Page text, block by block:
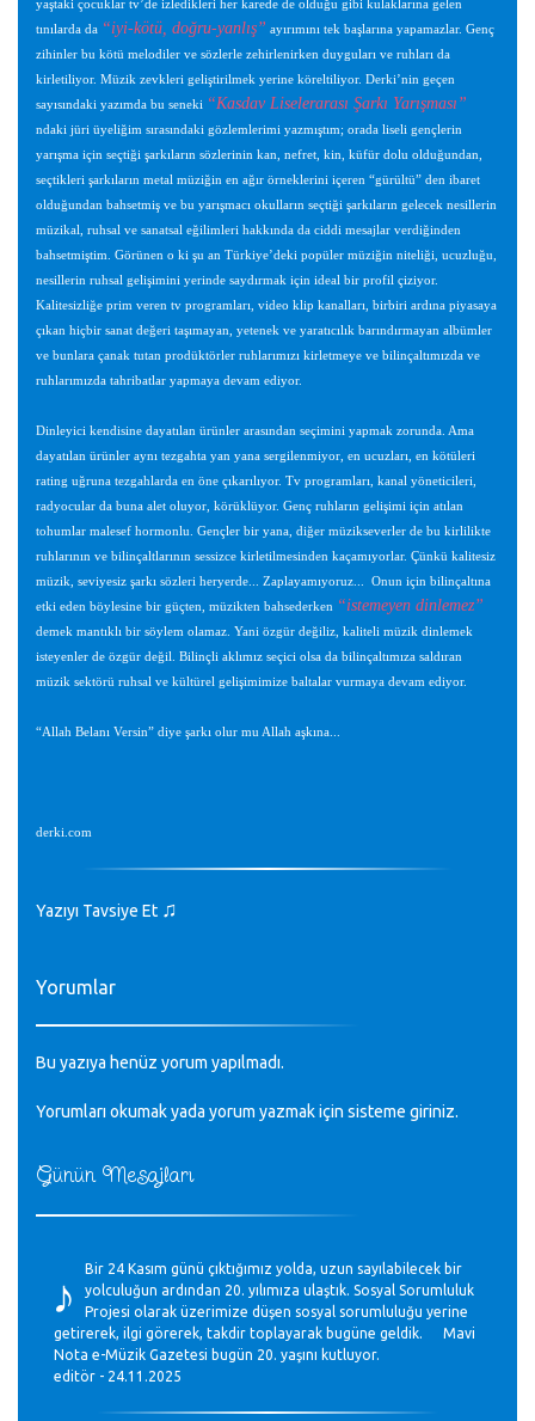
Günün Mesajları
♪
Bir 24 Kasım günü çıktığımız yolda, uzun sayılabilecek bir
yolculuğun ardından 20. yılımıza ulaştık. Sosyal Sorumluluk
Projesi olarak üzerimize düşen sosyal sorumluluğu yerine
getirerek, ilgi görerek, takdir toplayarak bugüne geldik. Mavi
Nota e-Müzik Gazetesi bugün 20. yaşını kutluyor.
editör - 24.11.2025
yaştaki çocuklar tv’de izledikleri her karede de olduğu gibi kulaklarına gelen
tınılarda da “iyi-kötü, doğru-yanlış” ayırımını tek başlarına yapamazlar. Genç
zihinler bu kötü melodiler ve sözlerle zehirlenirken duyguları ve ruhları da
kirletiliyor. Müzik zevkleri geliştirilmek yerine köreltiliyor. Derki’nin geçen
sayısındaki yazımda bu seneki “Kasdav Liselerarası Şarkı Yarışması”
ndaki jüri üyeliğim sırasındaki gözlemlerimi yazmıştım; orada liseli gençlerin
yarışma için seçtiği şarkıların sözlerinin kan, nefret, kin, küfür dolu olduğundan,
seçtikleri şarkıların metal müziğin en ağır örneklerini içeren “gürültü” den ibaret
olduğundan bahsetmiş ve bu yarışmacı okulların seçtiği şarkıların gelecek nesillerin
müzikal, ruhsal ve sanatsal eğilimleri hakkında da ciddi mesajlar verdiğinden
bahsetmiştim. Görünen o ki şu an Türkiye’deki popüler müziğin niteliği, ucuzluğu,
nesillerin ruhsal gelişimini yerinde saydırmak için ideal bir profil çiziyor.
Kalitesizliğe prim veren tv programları, video klip kanalları, birbiri ardına piyasaya
çıkan hiçbir sanat değeri taşımayan, yetenek ve yaratıcılık barındırmayan albümler
ve bunlara çanak tutan prodüktörler ruhlarımızı kirletmeye ve bilinçaltımızda ve
ruhlarımızda tahribatlar yapmaya devam ediyor.
Dinleyici kendisine dayatılan ürünler arasından seçimini yapmak zorunda. Ama
dayatılan ürünler aynı tezgahta yan yana sergilenmiyor, en ucuzları, en kötüleri
rating uğruna tezgahlarda en öne çıkarılıyor. Tv programları, kanal yöneticileri,
radyocular da buna alet oluyor, körüklüyor. Genç ruhların gelişimi için atılan
tohumlar malesef hormonlu. Gençler bir yana, diğer müzikseverler de bu kirlilikte
ruhlarının ve bilinçaltlarının sessizce kirletilmesinden kaçamıyorlar. Çünkü kalitesiz
müzik, seviyesiz şarkı sözleri heryerde... Zaplayamıyoruz... Onun için bilinçaltına
etki eden böylesine bir güçten, müzikten bahsederken “istemeyen dinlemez”
demek mantıklı bir söylem olamaz. Yani özgür değiliz, kaliteli müzik dinlemek
isteyenler de özgür değil. Bilinçli aklımız seçici olsa da bilinçaltımıza saldıran
müzik sektörü ruhsal ve kültürel gelişimimize baltalar vurmaya devam ediyor.
“Allah Belanı Versin” diye şarkı olur mu Allah aşkına...
derki.com
Yazıyı Tavsiye Et ♫
Yorumlar
Bu yazıya henüz yorum yapılmadı.
Yorumları okumak yada yorum yazmak için sisteme giriniz.